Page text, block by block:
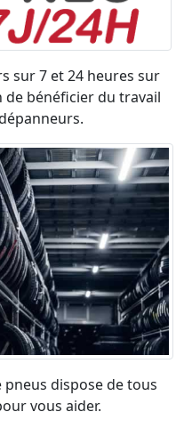
sur 7 et 24 heures sur
de bénéficier du travail
dispose de tous
vous aider.